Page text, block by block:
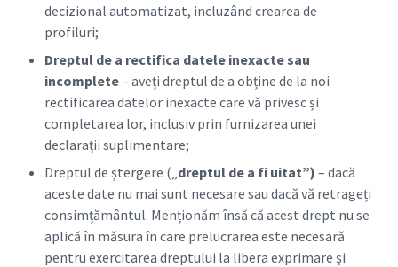
decizional automatizat, incluzând crearea de
profiluri;
Dreptul de a rectifica datele inexacte sau
incomplete– aveți dreptul de a obține de la noi
rectificarea datelor inexacte care vă privesc și
completarea lor, inclusiv prin furnizarea unei
declarații suplimentare;
Dreptul de ștergere („ dreptul de a fi uitat”) – dacă
aceste date nu mai sunt necesare sau dacă vă retrageți
consimțământul. Menționăm însă că acest drept nu se
aplică în măsura în care prelucrarea este necesară
pentru exercitarea dreptului la libera exprimare și